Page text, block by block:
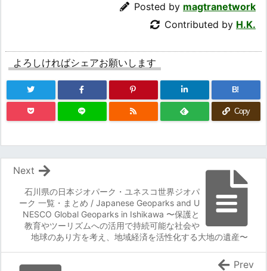
Posted by magtranetwork
Contributed by H.K.
よろしければシェアお願いします
B!
Copy
石川県の日本ジオパーク・ユネスコ世界ジオパ
ーク 一覧・まとめ / Japanese Geoparks and U
NESCO Global Geoparks in Ishikawa 〜保護と
教育やツーリズムへの活用で持続可能な社会や
地球のあり方を考え、地域経済を活性化する大地の遺産〜
Next
Prev